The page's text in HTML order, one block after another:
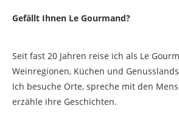
Gefällt Ihnen Le Gourmand?
Seit fast 20 Jahren reise ich als Le
Weinregionen, Küchen und
Ich besuche Orte, spreche mit den
erzähle ihre Geschichten.